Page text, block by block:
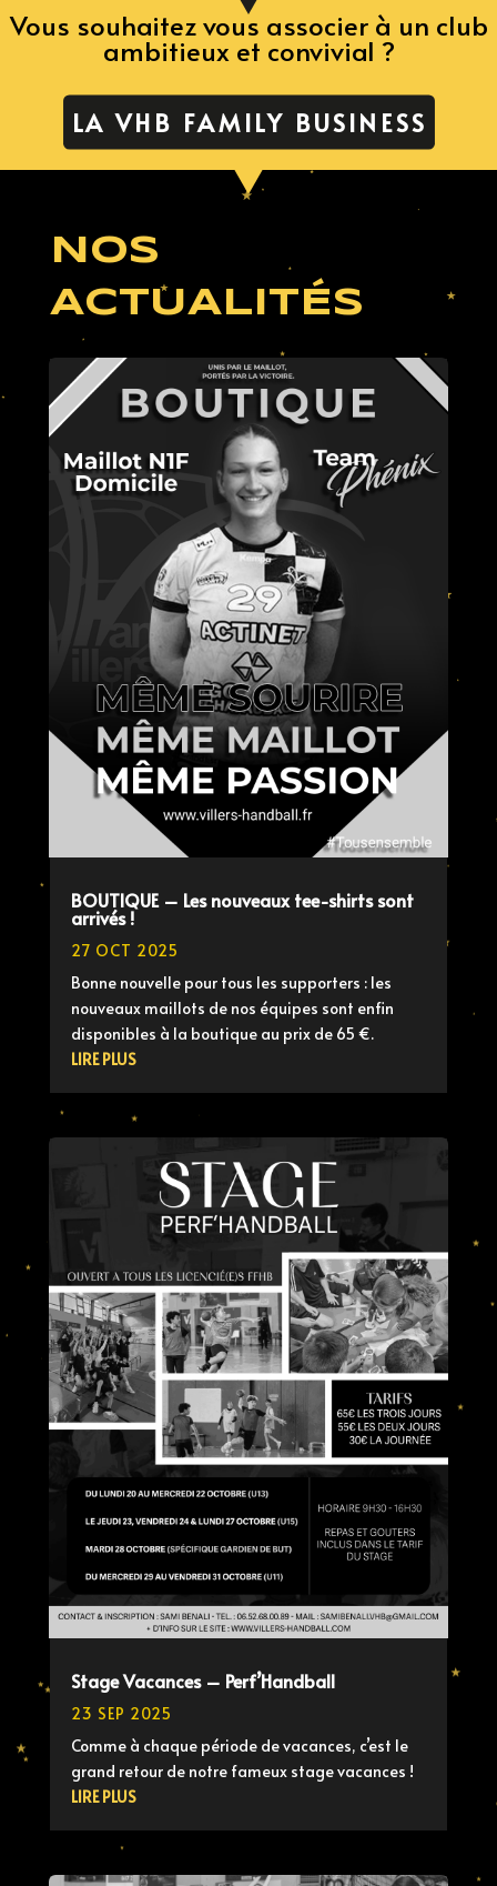
Vous souhaitez vous associer à un club
ambitieux et convivial ?
LA VHB FAMILY BUSINESS
NOS
ACTUALITÉS
BOUTIQUE – Les nouveaux tee-shirts sont
arrivés !
27 OCT 2025
Bonne nouvelle pour tous les supporters : les
nouveaux maillots de nos équipes sont enfin
disponibles à la boutique au prix de 65 €.
LIRE PLUS
Stage Vacances – Perf’Handball
23 SEP 2025
Comme à chaque période de vacances, c’est le
grand retour de notre fameux stage vacances !
LIRE PLUS